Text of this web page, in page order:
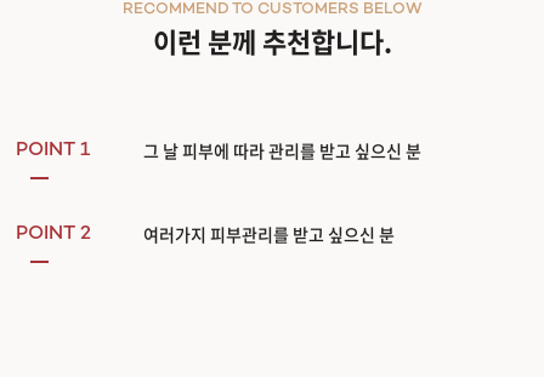
이런 분께 추천합니다.
RECOMMEND TO CUSTOMERS BELOW
POINT 1 그 날 피부에 따라 관리를 받고 싶으신 분
POINT 2 여러가지 피부관리를 받고 싶으신 분